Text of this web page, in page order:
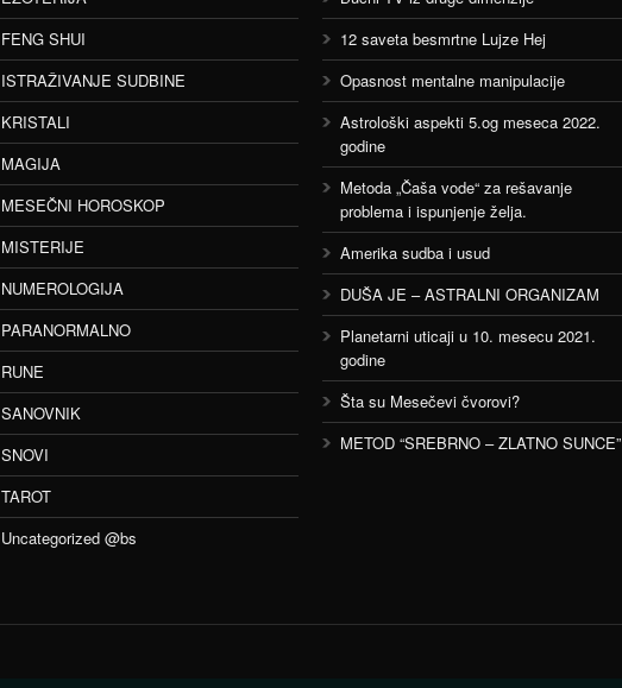
FENG SHUI
ISTRAŽIVANJE SUDBINE
KRISTALI
MAGIJA
MESEČNI HOROSKOP
MISTERIJE
NUMEROLOGIJA
PARANORMALNO
RUNE
SANOVNIK
SNOVI
TAROT
Uncategorized @bs
12 saveta besmrtne Lujze Hej
Opasnost mentalne manipulacije
Astrološki aspekti 5.og meseca 2022.
godine
Metoda „Čaša vode“ za rešavanje
problema i ispunjenje želja.
Amerika sudba i usud
DUŠA JE – ASTRALNI ORGANIZAM
Planetarni uticaji u 10. mesecu 2021.
godine
Šta su Mesečevi čvorovi?
METOD “SREBRNO – ZLATNO SUNCE”